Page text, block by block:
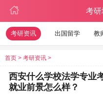
考研
考研资讯 出国留学 教
首页 > 考研资讯 >
西安什么学校法学专业
就业前景怎么样？